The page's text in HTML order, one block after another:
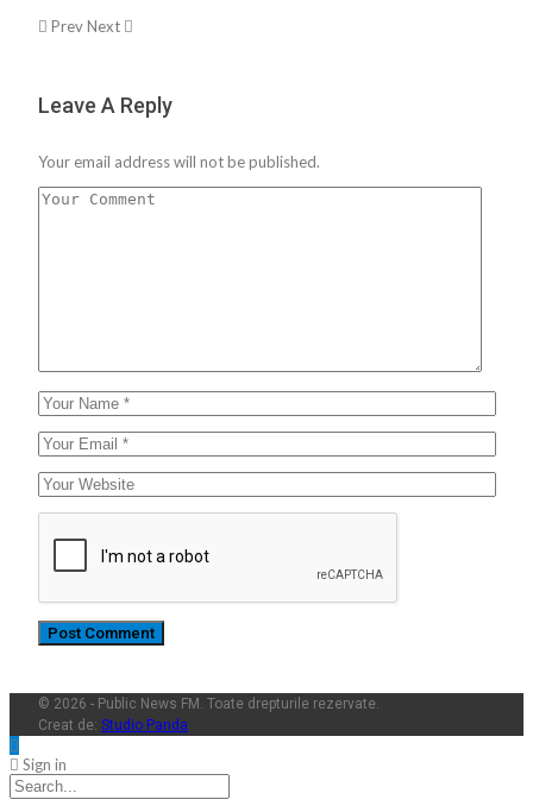
PrevNext
Leave A Reply
Your email address will not be published.
© 2026 - Public News FM. Toate drepturile rezervate.
Creat de: Studio Panda
Sign in